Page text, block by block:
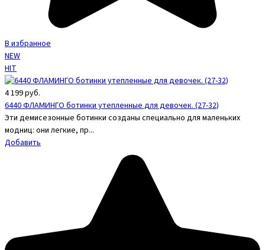
В избранное
NEW
HIT
4 199руб.
6440 ФЛАМИНГО ботинки утепленные для девочек. (27-32)
Эти демисезонные ботинки созданы специально для маленьких
модниц: они легкие, пр...
Добавить